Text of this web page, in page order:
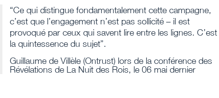
“Ce qui distingue fondamentalement cette campagne,
c’est que l’engagement n’est pas sollicité – il est
provoqué par ceux qui savent lire entre les lignes. C’est
la quintessence du sujet”.
Guillaume de Villèle (Ontrust) lors de la conférence des
Révélations de La Nuit des Rois, le 06 mai dernier